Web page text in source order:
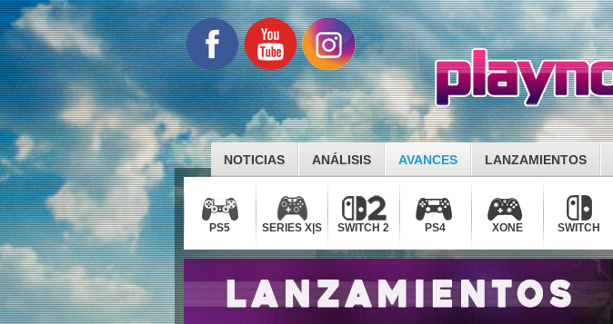
NOTICIAS ANÁLISIS AVANCES LANZAMIENTOS
PS5 SERIES X|S SWITCH 2 PS4 XONE SWITCH